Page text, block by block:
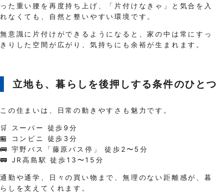
った重い腰を再度持ち上げ、「片付けなきゃ」と気合を入
れなくても、自然と整いやすい環境です。
無意識に片付けができるようになると、家の中は常にすっ
きりした空間が広がり、気持ちにも余裕が生まれます。
立地も、暮らしを後押しする条件のひとつ
この住まいは、日常の動きやすさも魅力です。
🛒 スーパー 徒歩9分
🏪 コンビニ 徒歩3分
🚌 宇野バス「藤原バス停」 徒歩2〜5分
🚃 JR高島駅 徒歩13〜15分
通勤や通学、日々の買い物まで、無理のない距離感が、暮
らしを支えてくれます。